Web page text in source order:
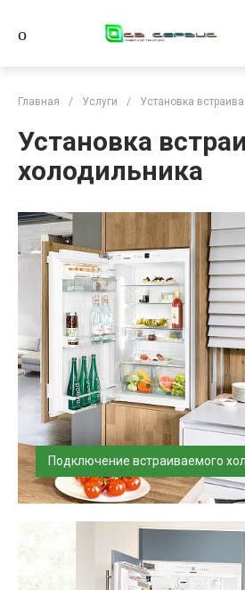
Главная / Услуги / Установка
Установка
холодильника
Подключение встраиваемого
Установим и подключим